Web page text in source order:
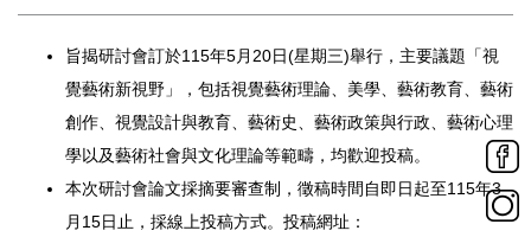
旨揭研討會訂於115年5月20日(星期三)舉行，主要議題「視
覺藝術新視野」，包括視覺藝術理論、美學、藝術教育、 藝術
創作、視覺設計與教育、藝術史、藝術政策與行政、 藝術心理
學以及藝術社會與文化理論等範疇，均歡迎投稿。
本次研討會論文採摘要審查制， 徵稿時間自即日起至115年3
月15日止，採線上投稿方式。 投稿網址：